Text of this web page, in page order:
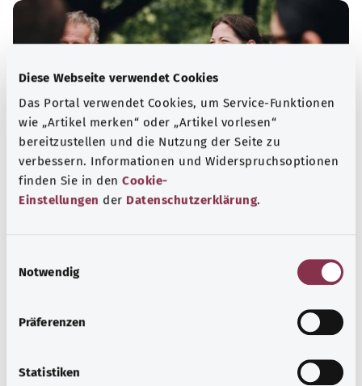
Diese Webseite verwendet Cookies
Das Portal verwendet Cookies, um Service-Funktionen
wie „Artikel merken“ oder „Artikel vorlesen“
bereitzustellen und die Nutzung der Seite zu
verbessern. Informationen und Widerspruchsoptionen
finden Sie in den Cookie-
Einstellungen der Datenschutzerklärung.
Notwendig
Präferenzen
Statistiken
für Menschen mit chronischen Erkrankungen,